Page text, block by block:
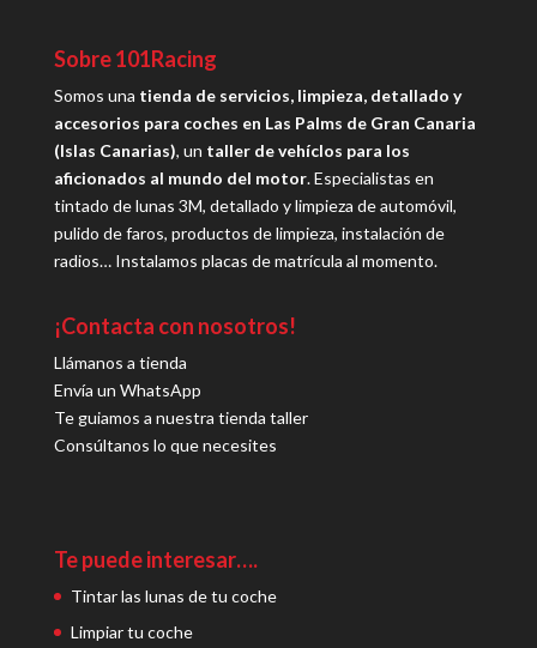
Sobre 101Racing
Somos una tienda de servicios, limpieza, detallado y
accesorios para coches en Las Palms de Gran Canaria
(Islas Canarias), un taller de vehíclos para los
aficionados al mundo del motor. Especialistas en
tintado de lunas 3M, detallado y limpieza de automóvil,
pulido de faros, productos de limpieza, instalación de
radios… Instalamos placas de matrícula al momento.
¡Contacta con nosotros!
Llámanos a tienda
Envía un WhatsApp
Te guiamos a nuestra tienda taller
Consúltanos lo que necesites
Te puede interesar….
Tintar las lunas de tu coche
Limpiar tu coche